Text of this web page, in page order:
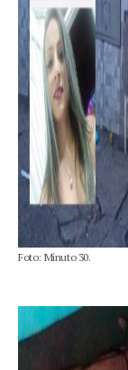
Foto: Minuto 30.